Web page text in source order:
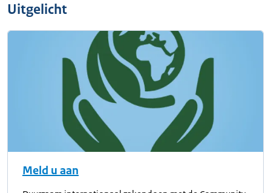
Uitgelicht
Meld u aan